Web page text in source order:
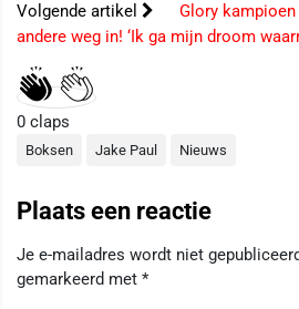
Volgende artikel
Glory
andere weg in! ‘Ik ga mijn droom
0 claps
Boksen Jake Paul Nieuws
Plaats een reactie
Je e-mailadres wordt niet
gemarkeerd met *